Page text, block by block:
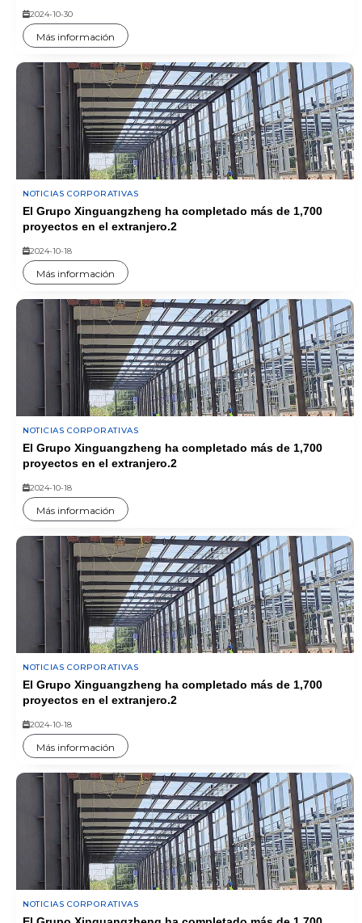
2024-10-30
Más información
NOTICIAS CORPORATIVAS
El Grupo Xinguangzheng ha completado más de 1,700
proyectos en el extranjero.2
2024-10-18
Más información
NOTICIAS CORPORATIVAS
El Grupo Xinguangzheng ha completado más de 1,700
proyectos en el extranjero.2
2024-10-18
Más información
NOTICIAS CORPORATIVAS
El Grupo Xinguangzheng ha completado más de 1,700
proyectos en el extranjero.2
2024-10-18
Más información
NOTICIAS CORPORATIVAS